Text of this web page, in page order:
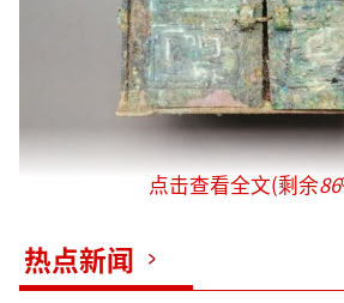
垣曲北白鹅墓地出土的微
点击查看全文(剩余86
热点新闻